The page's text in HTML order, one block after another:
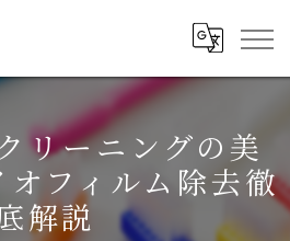
リーニングの美
オフィルム除去徹
解説